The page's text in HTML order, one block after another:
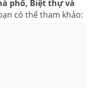
phố, Biệt thự và
có thể tham khảo: